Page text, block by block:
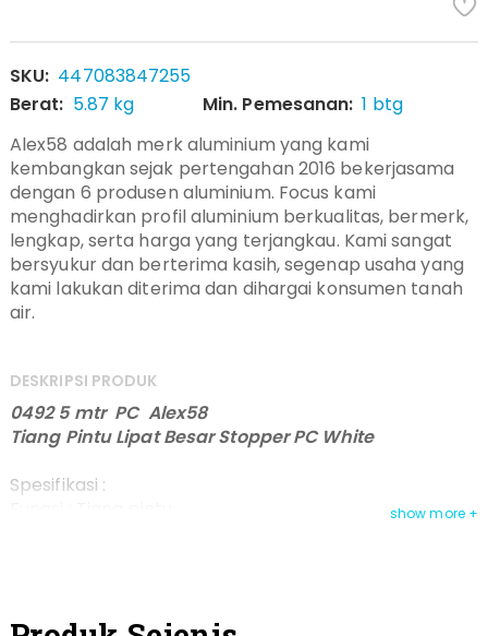
SKU: 447083847255
Berat: 5.87 kg Min. Pemesanan: 1 btg
Alex58 adalah merk aluminium yang kami
kembangkan sejak pertengahan 2016 bekerjasama
dengan 6 produsen aluminium. Focus kami
menghadirkan profil aluminium berkualitas, bermerk,
lengkap, serta harga yang terjangkau. Kami sangat
bersyukur dan berterima kasih, segenap usaha yang
kami lakukan diterima dan dihargai konsumen tanah
air.
DESKRIPSI PRODUK
0492 5 mtr PC Alex58
Tiang Pintu Lipat Besar Stopper PC White
Spesifikasi :
Portect : Protect alex58